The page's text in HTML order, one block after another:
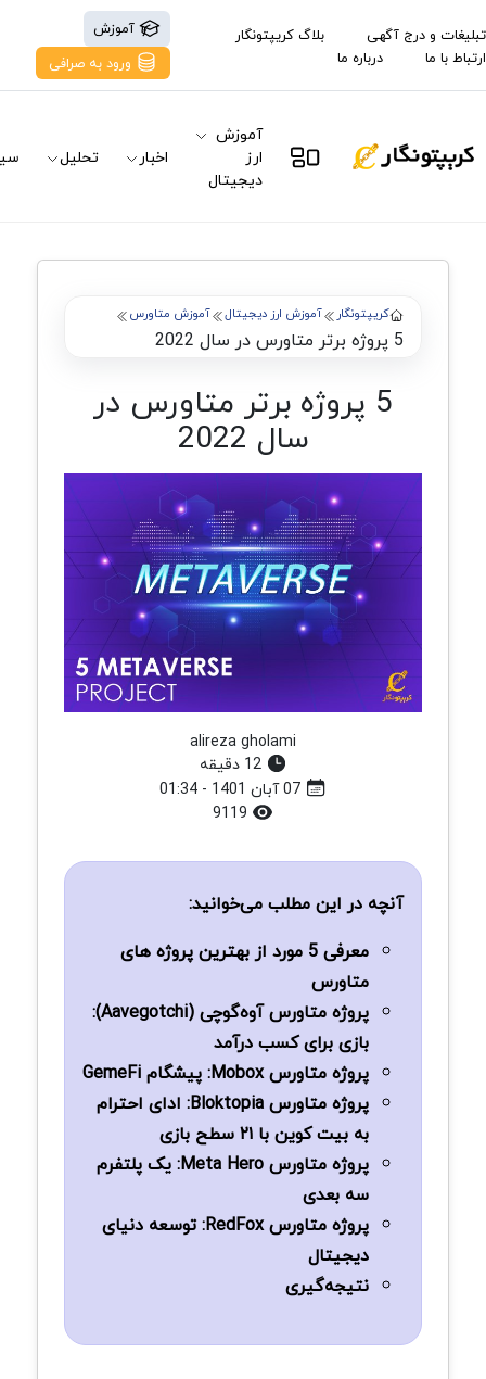
تبلیغات و درج آگهی
بلاگ کریپتونگار
ارتباط با ما
درباره ما
آموزش
ورود به صرافی
آموزش
ارز
دیجیتال
اخبار تحلیل
کریپتونگار آموزش ارز دیجیتال آموزش متاورس
5 پروژه برتر متاورس در سال 2022
5 پروژه برتر متاورس در
سال 2022
alireza gholami
12 دقیقه
آنچه در این مطلب می‌خوانید:
معرفی 5 مورد از بهترین پروژه های
متاورس
پروژه متاورس آوه‌گوچی (Aavegotchi):
بازی برای کسب درآمد
پروژه متاورس Mobox: پیشگام GemeFi
پروژه متاورس Bloktopia: ادای احترام
به بیت کوین با ۲۱ سطح بازی
پروژه متاورس Meta Hero: یک پلتفرم
سه بعدی
پروژه متاورس RedFox: توسعه دنیای
دیجیتال
نتیجه‌گیری